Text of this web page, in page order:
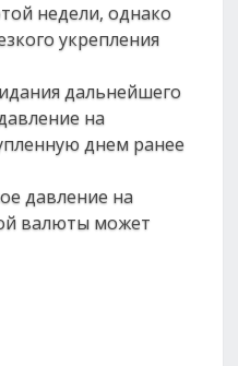
недели, однако
укрепления
дальнейшего
на
днем ранее
давление на
валюты может